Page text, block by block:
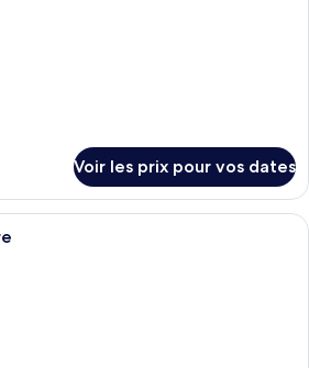
Voir les prix pour vos dates
Une chambre d’hôtel moderne